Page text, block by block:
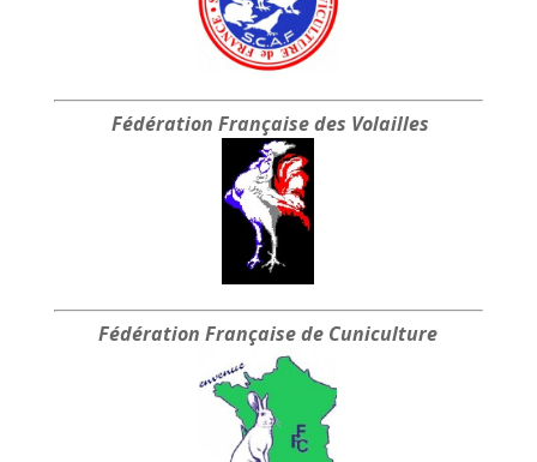
Fédération Française des Volailles
Fédération Française de Cuniculture